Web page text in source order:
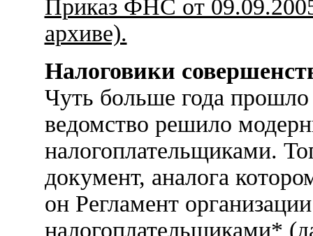
Приказ ФНС от
архиве).
Налоговики
Чуть больше года прошло
ведомство решило
налогоплательщиками.
документ, аналога
он Регламент
налогоплательщиками*